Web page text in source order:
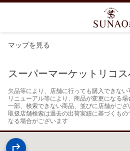
マップを見る
スーパーマーケットリコ
欠品等により、店舗に行っても購入できな
リニューアル等により、商品が変更になる
一部、検索できない商品、並びに店舗がござ
取扱店舗検索は過去の出荷実績に基づくも
なる場合がございます